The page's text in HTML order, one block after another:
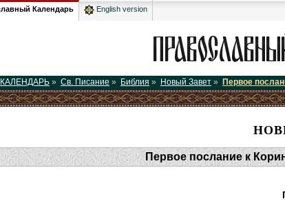
Календарь English version
» Св. Писание » Библия » Новый Завет » Первое
Первое послание к